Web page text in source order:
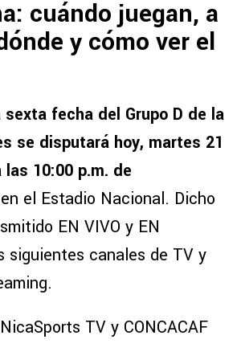
cuándo juegan, a
y cómo ver el
fecha del Grupo D de la
se disputará hoy, martes 21
10:00 p.m. de
el Estadio Nacional. Dicho
EN VIVO y EN
siguientes canales de TV y
TV y CONCACAF